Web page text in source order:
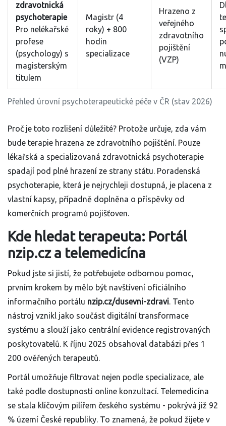
Přehled úrovní psychoterapeutické péče v ČR (stav 2026)
zdravotnická
psychoterapie
Pro nelékařské
profese
(psychology) s
magisterským
titulem
Magistr (4
roky) + 800
hodin
specializace
Hrazeno z
veřejného
zdravotního
pojištění
(VZP)
Proč je toto rozlišení důležité? Protože určuje, zda vám
bude terapie hrazena ze zdravotního pojištění. Pouze
lékařská a specializovaná zdravotnická psychoterapie
spadají pod plné hrazení ze strany státu. Poradenská
psychoterapie, která je nejrychleji dostupná, je placena z
vlastní kapsy, případně doplněna o příspěvky od
komerčních programů pojišťoven.
Kde hledat terapeuta: Portál
nzip.cz a telemedicína
Pokud jste si jistí, že potřebujete odbornou pomoc,
prvním krokem by mělo být navštívení oficiálního
informačního portálu nzip.cz/dusevni-zdravi. Tento
nástroj vznikl jako součást digitální transformace
systému a slouží jako centrální evidence registrovaných
poskytovatelů. K říjnu 2025 obsahoval databázi přes 1
200 ověřených terapeutů.
Portál umožňuje filtrovat nejen podle specializace, ale
také podle dostupnosti online konzultací. Telemedicína
se stala klíčovým pilířem českého systému - pokrývá již 92
% území České republiky. To znamená, že pokud žijete v